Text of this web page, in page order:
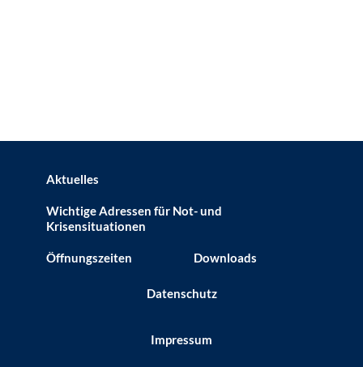
Aktuelles
Wichtige Adressen für Not- und
Krisensituationen
Öffnungszeiten Downloads
Datenschutz
Impressum